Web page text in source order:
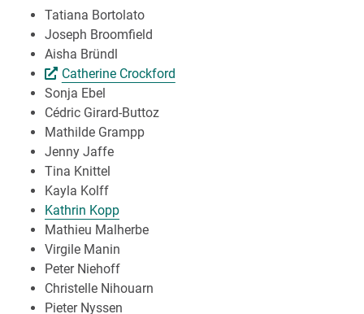
Tatiana Bortolato
Joseph Broomfield
Aisha Bründl
Catherine Crockford
Sonja Ebel
Cédric Girard-Buttoz
Mathilde Grampp
Jenny Jaffe
Tina Knittel
Kayla Kolff
Kathrin Kopp
Mathieu Malherbe
Virgile Manin
Peter Niehoff
Christelle Nihouarn
Pieter Nyssen